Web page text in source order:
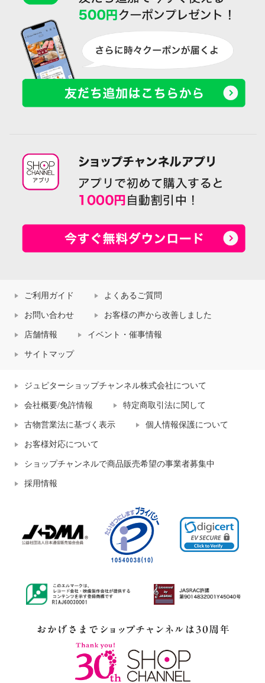
ご利用ガイド よくあるご質問
お問い合わせ お客様の声から改善しました
店舗情報 イベント・催事情報
サイトマップ
ジュピターショップチャンネル株式会社について
会社概要/免許情報 特定商取引法に関して
古物営業法に基づく表示 個人情報保護について
お客様対応について
ショップチャンネルで商品販売希望の事業者募集中
採用情報